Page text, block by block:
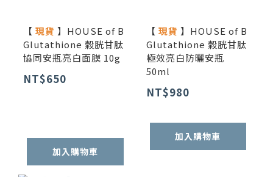
【 現貨 】HOUSE of B
Glutathione 穀胱甘肽
協同安瓶亮白面膜 10g
NT$650
加入購物車
【 現貨 】HOUSE of B
Glutathione 穀胱甘肽
極效亮白防曬安瓶
50ml
NT$980
加入購物車